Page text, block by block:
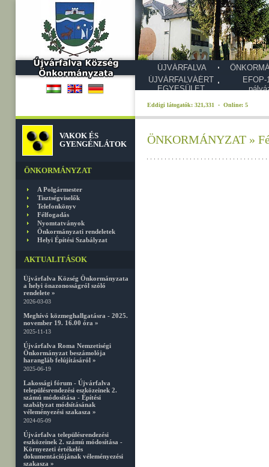
ÚJVÁRFALVA
ÚJVÁRFALVÁÉRT
EGYESÜLET
EFOP-
Eddigi látogatók: 321,331 · Online: 5
VAKOK ÉS
GYENGÉNLÁTOK
ÖNKORMÁNYZAT
A Polgármester
Tisztségviselők
Telefonkönyv
Félfogadás
Nyomtatványok
Önkormányzati rendeletek
Helyi Építési Szabályzat
AKTUALITÁSOK
Újvárfalva Község Önkormányzata
a helyi önazonosságról szóló
rendelete »
2026-03-03
Meghívó közmeghallgatásra - 2025.
november 19. 16.00 óra »
2025-11-13
Újvárfalva Roma Nemzetiségi
Önkormányzat beszámolója
harangláb felújításáról »
2025-06-19
Lakossági fórum - Újvárfalva
településrendezési eszközeinek 2.
számú módosítása - Építési
szabályzat módsításának
véleményezési szakasza »
2024-05-09
Újvárfalva településrendezési
eszközeinek 2. számú módosítása -
Környezeti értékelés
dokumentációjának véleményezési
szakasza »
ÖNKORMÁNYZAT »